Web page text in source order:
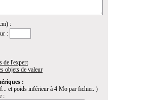
:
:
de l'expert
objets de valeur
:
et poids inférieur à 4 Mo par fichier. )
: